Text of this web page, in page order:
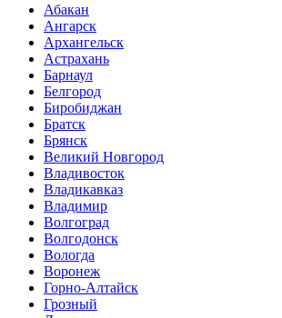
Абакан
Ангарск
Архангельск
Астрахань
Барнаул
Белгород
Биробиджан
Братск
Брянск
Великий Новгород
Владивосток
Владикавказ
Владимир
Волгоград
Волгодонск
Вологда
Воронеж
Горно-Алтайск
Грозный